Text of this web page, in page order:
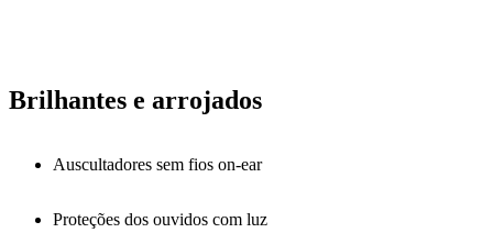
Brilhantes e arrojados
Auscultadores sem fios on-ear
Proteções dos ouvidos com luz